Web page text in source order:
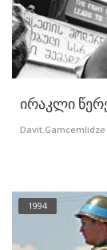
ირაკლი
Davit.Gamcemlidze
1994